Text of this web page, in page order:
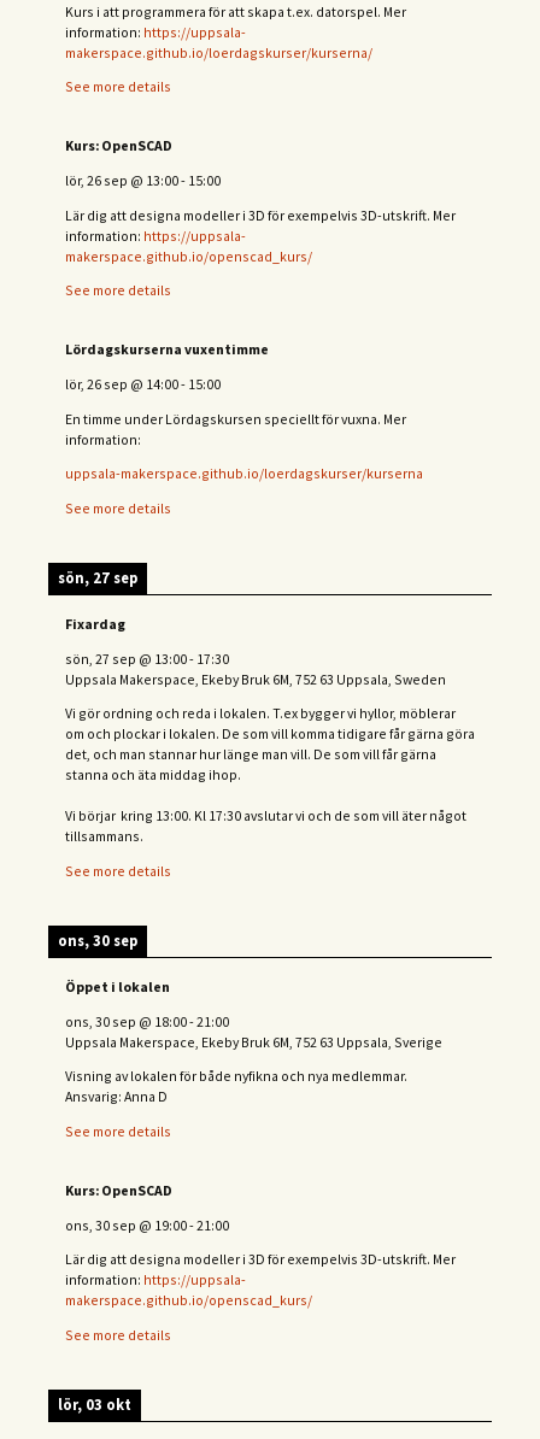
Kurs i att programmera för att skapa t.ex. datorspel. Mer
information: https://uppsala-
makerspace.github.io/loerdagskurser/kurserna/
See more details
Kurs: OpenSCAD
lör, 26 sep @ 13:00- 15:00
Lär dig att designa modeller i 3D för exempelvis 3D-utskrift. Mer
information: https://uppsala-
makerspace.github.io/openscad_kurs/
See more details
Lördagskurserna vuxentimme
lör, 26 sep @ 14:00- 15:00
En timme under Lördagskursen speciellt för vuxna. Mer
information:
uppsala-makerspace.github.io/loerdagskurser/kurserna
See more details
sön, 27 sep
Fixardag
sön, 27 sep @ 13:00- 17:30
Uppsala Makerspace, Ekeby Bruk 6M, 752 63 Uppsala, Sweden
Vi gör ordning och reda i lokalen. T.ex bygger vi hyllor, möblerar
om och plockar i lokalen. De som vill komma tidigare får gärna göra
det, och man stannar hur länge man vill. De som vill får gärna
stanna och äta middag ihop.
Vi börjar kring 13:00. Kl 17:30 avslutar vi och de som vill äter något
tillsammans.
See more details
ons, 30 sep
Öppet i lokalen
ons, 30 sep @ 18:00-21:00
Uppsala Makerspace, Ekeby Bruk 6M, 752 63 Uppsala, Sverige
Visning av lokalen för både nyfikna och nya medlemmar.
Ansvarig: Anna D
See more details
Kurs: OpenSCAD
ons, 30 sep @ 19:00-21:00
Lär dig att designa modeller i 3D för exempelvis 3D-utskrift. Mer
information: https://uppsala-
makerspace.github.io/openscad_kurs/
See more details
lör, 03 okt